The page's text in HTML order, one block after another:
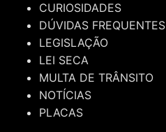
CURIOSIDADES
DÚVIDAS FREQUENTES
LEGISLAÇÃO
LEI SECA
MULTA DE TRÂNSITO
NOTÍCIAS
PLACAS